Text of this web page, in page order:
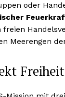
oder
freien
Meerengen